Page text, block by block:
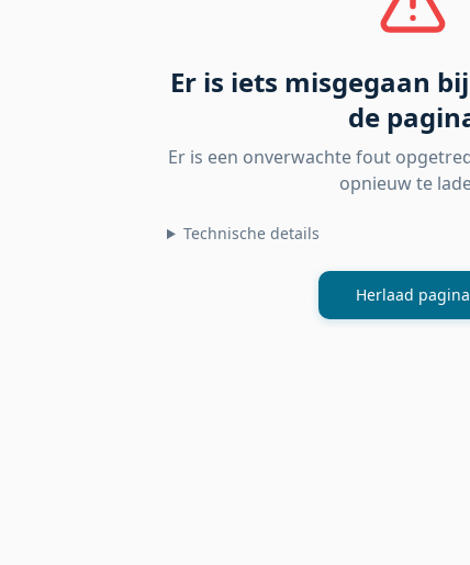
Er is iets misgegaan
de
Er is een onverwachte fout
opnieuw te
Technische details
Herlaad pagina